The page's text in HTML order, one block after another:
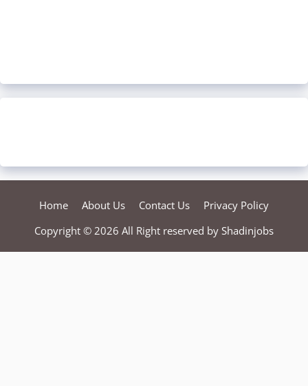
Home About Us Contact Us
Privacy Policy
Copyright © 2026 All Right reserved by Shadinjobs